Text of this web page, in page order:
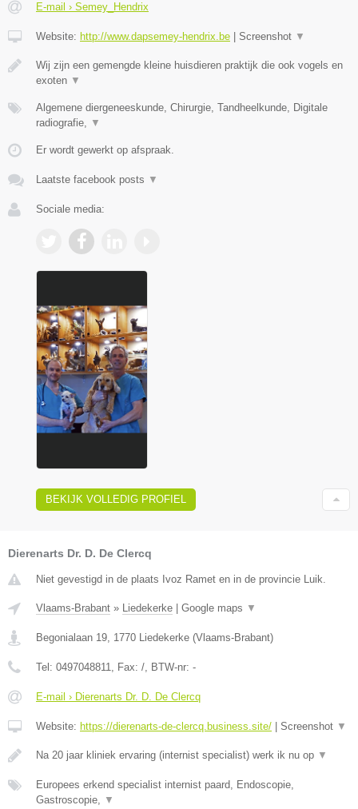
E-mail › Semey_Hendrix
Website: http://www.dapsemey-hendrix.be Screenshot ▼
Wij zijn een gemengde kleine huisdieren praktijk die ook vogels en
exoten ▼
Algemene diergeneeskunde, Chirurgie, Tandheelkunde, Digitale
radiografie, ▼
Er wordt gewerkt op afspraak.
Laatste facebook posts ▼
Sociale media:
BEKIJK VOLLEDIG PROFIEL
Dierenarts Dr. D. De Clercq
Niet gevestigd in de plaats Ivoz Ramet en in de provincie Luik.
Vlaams-Brabant » Liedekerke Google maps ▼
Begonialaan 19 1770 Liedekerke (Vlaams-Brabant)
Tel: 0497048811 , Fax: / , BTW-nr: -
E-mail › Dierenarts Dr. D. De Clercq
Website: https://dierenarts-de-clercq.business.site/ Screenshot ▼
Na 20 jaar kliniek ervaring (internist specialist) werk ik nu op ▼
Europees erkend specialist internist paard, Endoscopie,
Gastroscopie,
▼